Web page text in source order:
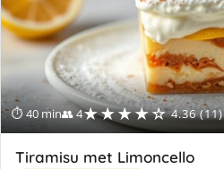
⏱ 40 min👥 4★★★★☆ 4.36 (11)
Tiramisu met Limoncello